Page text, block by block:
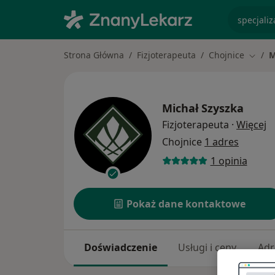
Strona Główna Fizjoterapeuta Chojnice
Michał Szyszka
Fizjoterapeuta · Więcej
Chojnice 1 adres
1 opinia
Pokaż dane kontaktowe
Doświadczenie Usługi i ceny